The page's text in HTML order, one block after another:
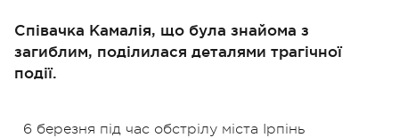
Співачка Камалія, що була знайома з
загиблим, поділилася деталями трагічної
події.
6 березня під час обстрілу міста Ірпінь